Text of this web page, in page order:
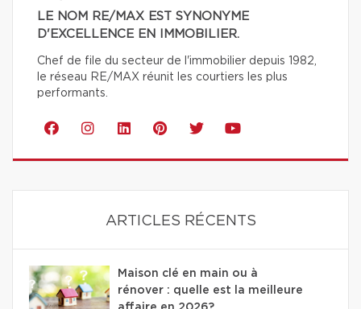
LE NOM RE/MAX EST SYNONYME
D'EXCELLENCE EN IMMOBILIER.
Chef de file du secteur de l'immobilier depuis 1982,
le réseau RE/MAX réunit les courtiers les plus
performants.
ARTICLES RÉCENTS
Maison clé en main ou à
rénover : quelle est la meilleure